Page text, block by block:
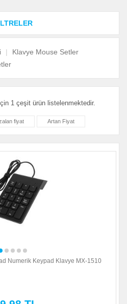
Klavye Mouse Setler
1 çeşit ürün listelenmektedir.
fiyat Artan Fiyat
Numerik Keypad Klavye MX-1510